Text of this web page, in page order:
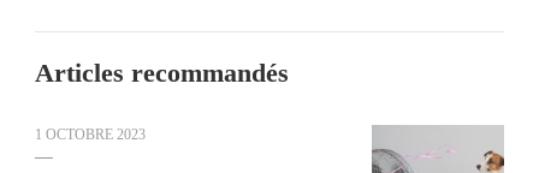
Articles recommandés
1 OCTOBRE 2023